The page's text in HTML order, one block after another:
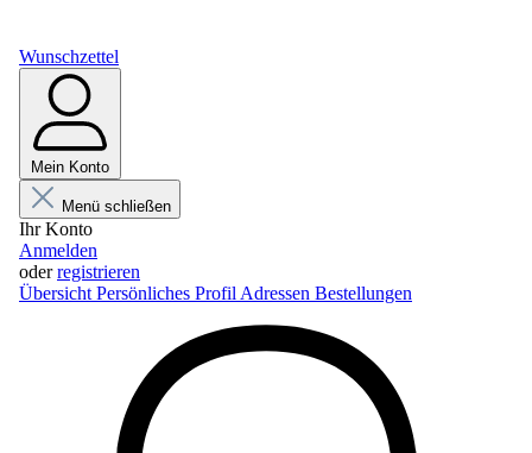
Wunschzettel
Mein Konto
Menü schließen
Ihr Konto
Anmelden
oderregistrieren
Übersicht Persönliches Profil Adressen Bestellungen